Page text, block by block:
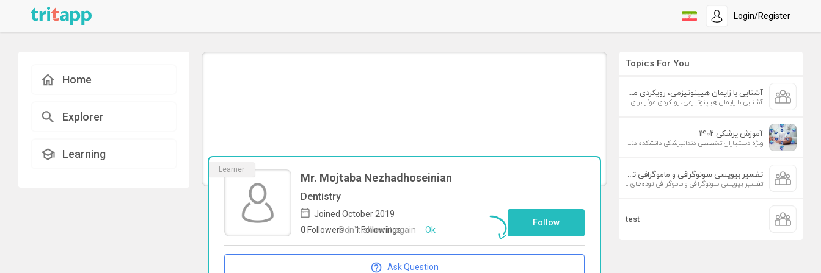
Login/Register
Home
Explorer
Learning
Learner
Mr. Mojtaba Nezhadhoseinian
Dentistry
Joined October 2019
0 Followers | 1 Followings
Follow
Ask Question
Topics For You
آشنایی با زایمان هیپنوتیزمی، رویکردی موثر برای افزایش تمایل به زایمان طبیعی
آشنایی با زایمان هیپنوتیزمی، رویکردی موثر برای افزایش تمایل به زایمان طبیعی
آموزش پزشکی ۱۴۰۲
ویژه دستیاران تخصصی دندانپزشکی دانشکده دندانپزشکی دانشگاه علوم پزشکی تهران
تفسیر بیوپسی سونوگرافی و ماموگرافی توده‌های پستان
تفسیر بیوپسی سونوگرافی و ماموگرافی توده‌های پستان
test
To start direct chat with
Nezhadhoseinian
Don`t show it again Ok